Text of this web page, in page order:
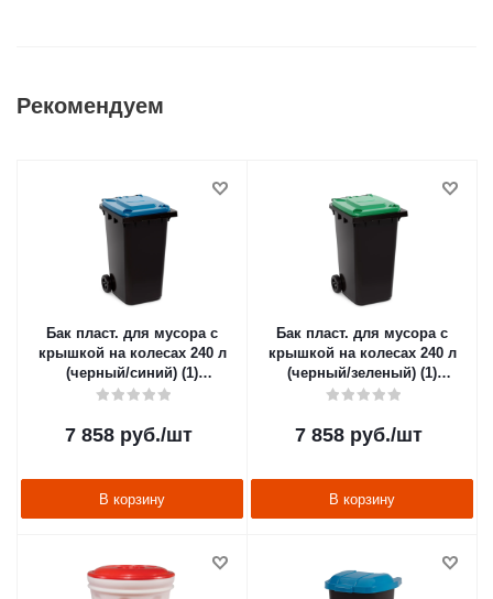
Рекомендуем
Бак пласт. для мусора с
крышкой на колесах 240 л
(черный/синий) (1)
"Альтернатива" м5938
7 858руб./шт
В корзину
Бак пласт. для мусора с
крышкой на колесах 240 л
(черный/зеленый) (1)
"Альтернатива" м5937
7 858руб./шт
В корзину